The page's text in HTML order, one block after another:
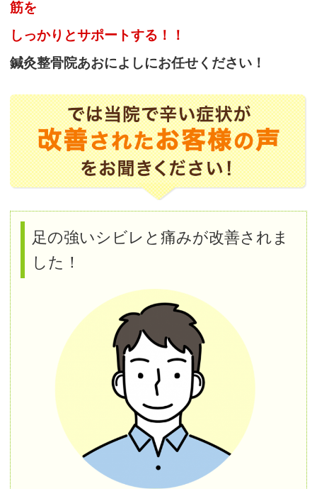
筋を
しっかりとサポートする！！
鍼灸整骨院あおによしにお任せください！
足の強いシビレと痛みが改善されま
した！